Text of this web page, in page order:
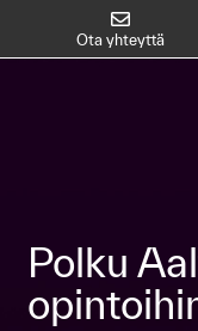
Ota yhteyttä
Polku Aalto MBA -